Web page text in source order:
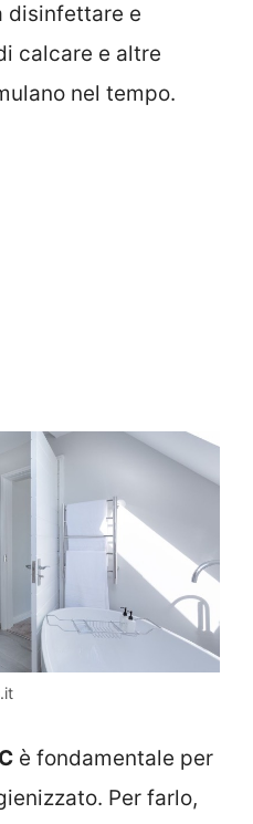
disinfettare e
calcare e altre
nel tempo.
è fondamentale per
Per farlo,